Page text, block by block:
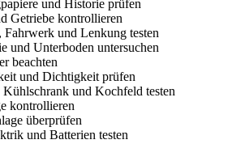
und Historie prüfen
Getriebe kontrollieren
Fahrwerk und Lenkung testen
und Unterboden untersuchen
beachten
und Dichtigkeit prüfen
und Kochfeld testen
kontrollieren
überprüfen
und Batterien testen